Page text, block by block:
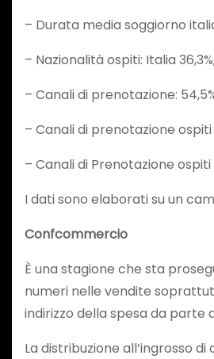
– Durata media soggiorno
– Nazionalità ospiti: Italia
– Canali di prenotazione:
– Canali di prenotazione ospiti
– Canali di Prenotazione ospiti
I dati sono elaborati su un
Confcommercio
È una stagione che sta
numeri nelle vendite
indirizzo della spesa da parte
La distribuzione all’ingrosso